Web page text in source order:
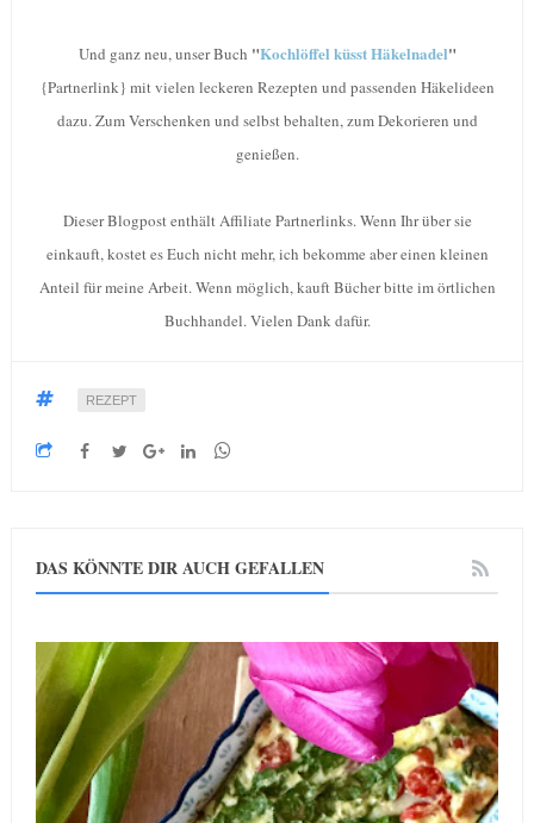
Und ganz neu, unser Buch "Kochlöffel küsst Häkelnadel"
{Partnerlink} mit vielen leckeren Rezepten und passenden Häkelideen
dazu. Zum Verschenken und selbst behalten, zum Dekorieren und
genießen.
Dieser Blogpost enthält Affiliate Partnerlinks. Wenn Ihr über sie
einkauft, kostet es Euch nicht mehr, ich bekomme aber einen kleinen
Anteil für meine Arbeit. Wenn möglich, kauft Bücher bitte im örtlichen
Buchhandel. Vielen Dank dafür.
REZEPT
DAS KÖNNTE DIR AUCH GEFALLEN